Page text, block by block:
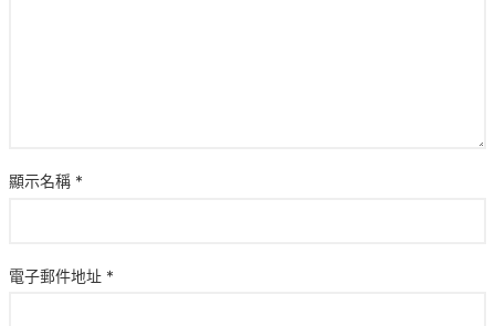
顯示名稱 *
電子郵件地址 *